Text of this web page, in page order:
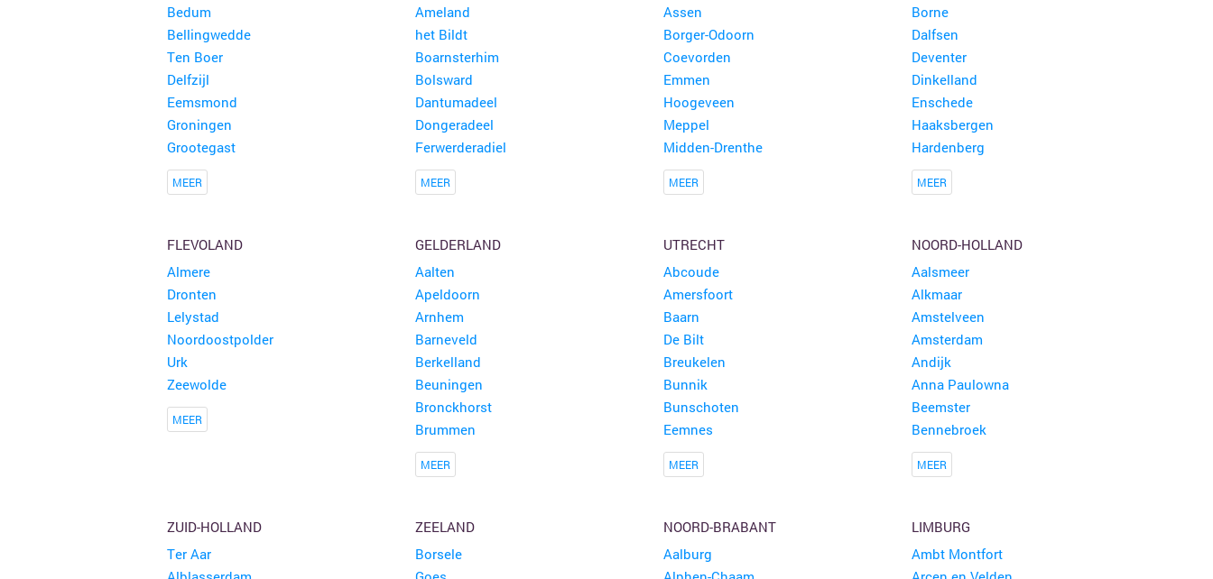
Bedum
Bellingwedde
Ten Boer
Delfzijl
Eemsmond
Groningen
Grootegast
MEER
Ameland
het Bildt
Boarnsterhim
Bolsward
Dantumadeel
Dongeradeel
Ferwerderadiel
MEER
Assen
Borger-Odoorn
Coevorden
Emmen
Hoogeveen
Meppel
Midden-Drenthe
MEER
Borne
Dalfsen
Deventer
Dinkelland
Enschede
Haaksbergen
Hardenberg
MEER
FLEVOLAND
Almere
Dronten
Lelystad
Noordoostpolder
Urk
Zeewolde
MEER
GELDERLAND
Aalten
Apeldoorn
Arnhem
Barneveld
Berkelland
Beuningen
Bronckhorst
Brummen
MEER
UTRECHT
Abcoude
Amersfoort
Baarn
De Bilt
Breukelen
Bunnik
Bunschoten
Eemnes
MEER
NOORD-HOLLAND
Aalsmeer
Alkmaar
Amstelveen
Amsterdam
Andijk
Anna Paulowna
Beemster
Bennebroek
MEER
ZUID-HOLLAND
Ter Aar
ZEELAND
Borsele
NOORD-BRABANT
Aalburg
LIMBURG
Ambt Montfort